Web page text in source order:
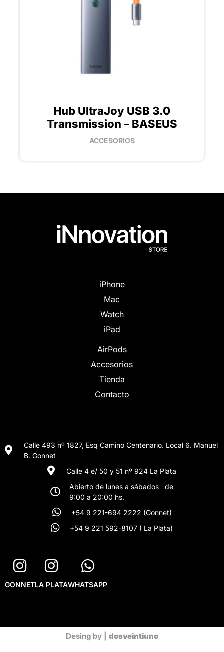
ACCESORIOS
Hub UltraJoy USB 3.0
Transmission – BASEUS
iPhone
Mac
Watch
iPad
AirPods
Accesorios
Tienda
Contacto
Calle 493 nº 1827, Esq Camino Centenario. Local 6. Manuel
B. Gonnet
Calle 4 e/ 50 y 51 nº 924 La Plata
Abierto de lunes a sábados de
9:00 a 20:00 hs.
+54 9 221-694 2222 (Gonnet)
+54 9 221 592-8107 ( La Plata)
GONNETLA PLATAWHATSAPP
Desing by | dosveintiuno